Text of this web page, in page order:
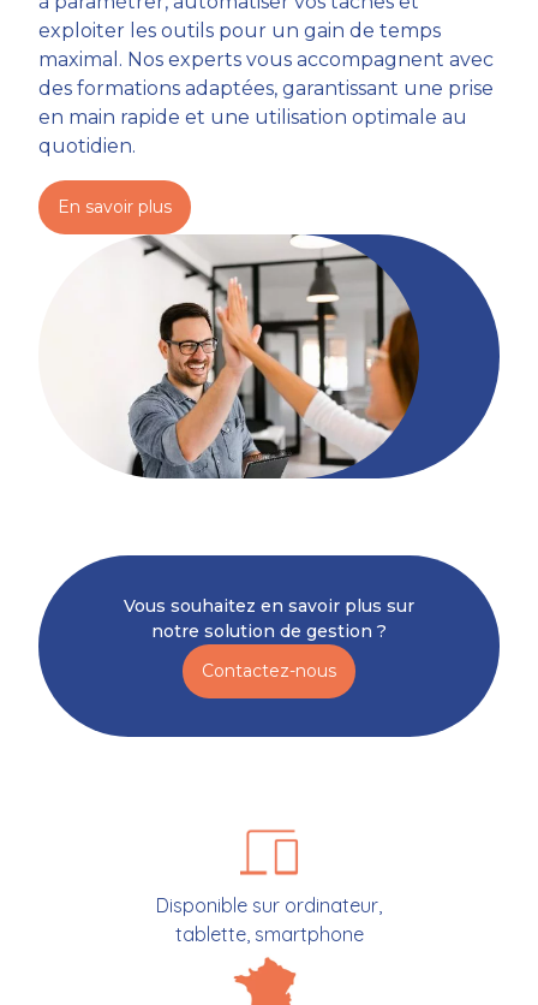
exploiter les outils pour un gain de temps
maximal. Nos experts vous accompagnent avec
des formations adaptées, garantissant une prise
en main rapide et une utilisation optimale au
quotidien.
En savoir plus
Vous souhaitez en savoir plus sur
notre solution de gestion ?
Contactez-nous
Disponible sur ordinateur,
tablette, smartphone